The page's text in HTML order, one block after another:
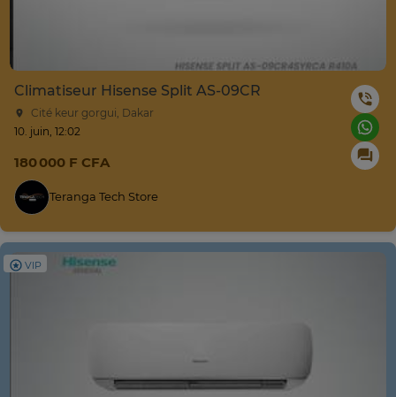
Climatiseur Hisense Split AS-09CR
Cité keur gorgui, Dakar
10. juin, 12:02
180 000 F CFA
Teranga Tech Store
VIP